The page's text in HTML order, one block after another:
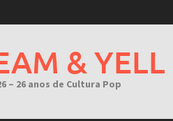
& YELL
– 26 anos de Cultura Pop